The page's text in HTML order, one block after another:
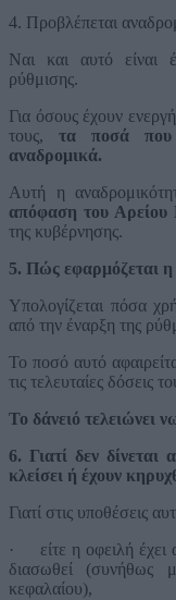
4. Προβλέπεται
Ναι και αυτό είναι
ρύθμισης.
Για όσους έχουν
τους, τα ποσά που
αναδρομικά.
Αυτή η
απόφαση του Αρείου
της κυβέρνησης.
5. Πώς εφαρμόζεται
Υπολογίζεται πόσα
από την έναρξη της
Το ποσό αυτό
τις τελευταίες δόσεις
Το δάνειό τελειώνει
6. Γιατί δεν δίνεται
κλείσει ή έχουν
Γιατί στις υποθέσεις
·
είτε η οφειλή
διασωθεί (συνήθως
κεφαλαίου),